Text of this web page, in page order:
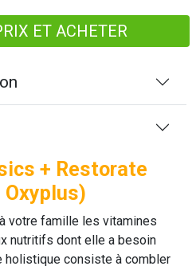
ET ACHETER
+ Restorate
votre famille les vitamines
nutritifs dont elle a besoin
holistique consiste à combler